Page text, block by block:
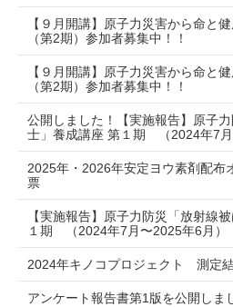
【９月開講】原子力災害から命と
（第2期）参加者募集中！！
【９月開講】原子力災害から命と
（第2期）参加者募集中！！
公開しました！【実施報告】原子
士」養成講座 第１期 （2024年7月
2025年・2026年安定ヨウ素剤配布
票
【実施報告】原子力防災「放射線
１期 （2024年7月〜2025年6月）
2024年キノコプロジェクト 測定
アンケート報告書第1版を公開しま